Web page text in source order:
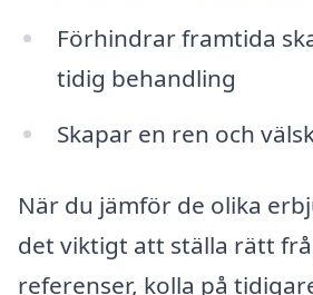
Förhindrar framtida
tidig behandling
Skapar en ren och
När du jämför de olika
det viktigt att ställa rätt
referenser, kolla på